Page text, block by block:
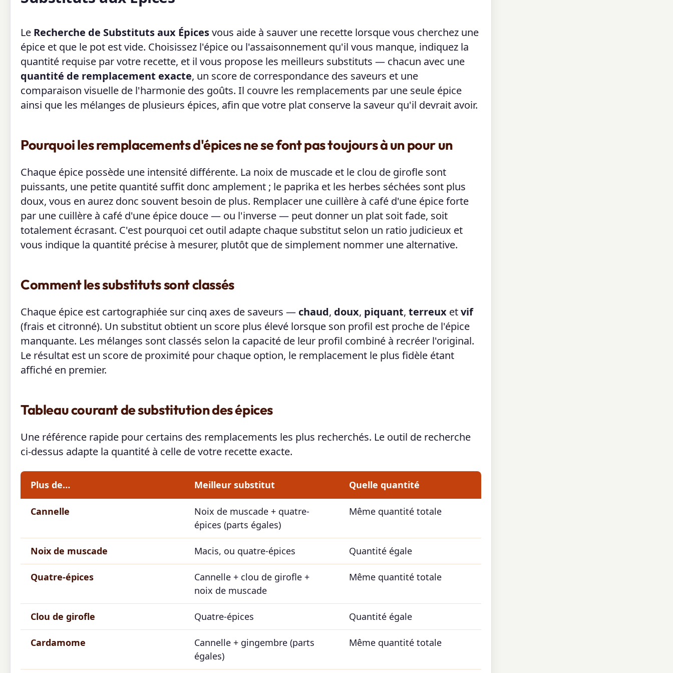
Le Recherche de Substituts aux Épicesvous aide à sauver une recette lorsque vous cherchez une
épice et que le pot est vide. Choisissez l'épice ou l'assaisonnement qu'il vous manque, indiquez la
quantité requise par votre recette, et il vous propose les meilleurs substituts — chacun avec une
quantité de remplacement exacte, un score de correspondance des saveurs et une
comparaison visuelle de l'harmonie des goûts. Il couvre les remplacements par une seule épice
ainsi que les mélanges de plusieurs épices, afin que votre plat conserve la saveur qu'il devrait avoir.
Pourquoi les remplacements d'épices ne se font pas toujours à un pour un
Chaque épice possède une intensité différente. La noix de muscade et le clou de girofle sont
puissants, une petite quantité suffit donc amplement ; le paprika et les herbes séchées sont plus
doux, vous en aurez donc souvent besoin de plus. Remplacer une cuillère à café d'une épice forte
par une cuillère à café d'une épice douce — ou l'inverse — peut donner un plat soit fade, soit
totalement écrasant. C'est pourquoi cet outil adapte chaque substitut selon un ratio judicieux et
vous indique la quantité précise à mesurer, plutôt que de simplement nommer une alternative.
Comment les substituts sont classés
Chaque épice est cartographiée sur cinq axes de saveurs — chaud, doux, piquant, terreux etvif
(frais et citronné). Un substitut obtient un score plus élevé lorsque son profil est proche de l'épice
manquante. Les mélanges sont classés selon la capacité de leur profil combiné à recréer l'original.
Le résultat est un score de proximité pour chaque option, le remplacement le plus fidèle étant
affiché en premier.
Tableau courant de substitution des épices
Une référence rapide pour certains des remplacements les plus recherchés. Le outil de recherche
ci-dessus adapte la quantité à celle de votre recette exacte.
Plus de… Meilleur substitut Quelle quantité
Cannelle
Noix de muscade + quatre-
épices (parts égales)
Même quantité totale
Noix de muscade Macis, ou quatre-épices Quantité égale
Quatre-épices
Cannelle + clou de girofle +
noix de muscade
Même quantité totale
Clou de girofle Quatre-épices Quantité égale
Cardamome
Cannelle + gingembre (parts
égales)
Même quantité totale